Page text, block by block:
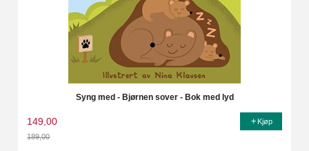
Syng med - Bjørnen sover - Bok med lyd
149,00
189,00
Kjøp